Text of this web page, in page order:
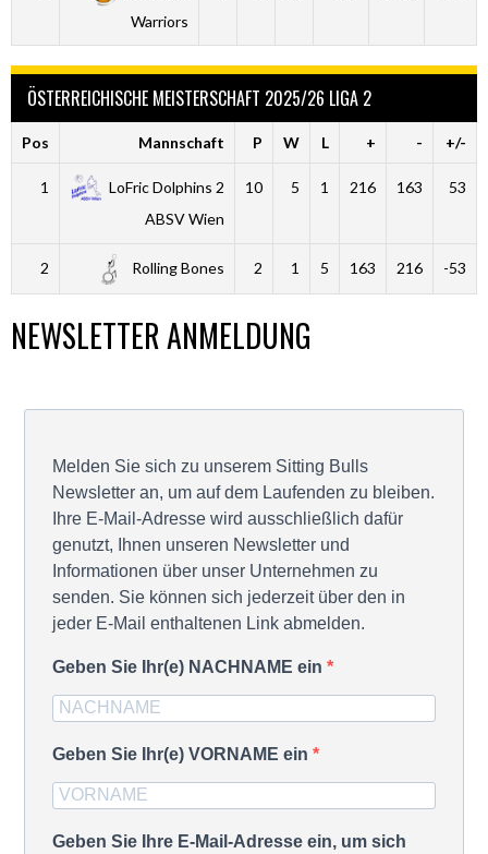
Warriors
ÖSTERREICHISCHE MEISTERSCHAFT 2025/26 LIGA 2
Pos Mannschaft P W L + - +/-
1
LoFric Dolphins 2
ABSV Wien
10 5 1 216 163 53
2 Rolling Bones 2 1 5 163 216 -53
NEWSLETTER ANMELDUNG
Melden Sie sich zu unserem Sitting Bulls
Newsletter an, um auf dem Laufenden zu bleiben.
Ihre E-Mail-Adresse wird ausschließlich dafür
genutzt, Ihnen unseren Newsletter und
Informationen über unser Unternehmen zu
senden. Sie können sich jederzeit über den in
jeder E-Mail enthaltenen Link abmelden.
Geben Sie Ihr(e) NACHNAME ein
Geben Sie Ihr(e) VORNAME ein
Geben Sie Ihre E-Mail-Adresse ein, um sich